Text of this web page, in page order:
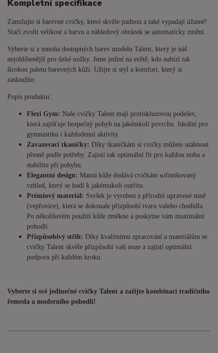
Kompletní specifikace
Zamilujte si barevné cvičky, které skvěle padnou a také vypadají úžasně!
Stačí zvolit velikost a barvu a náhledový obrázek se automaticky změní.
Vyberte si z mnoha dostupných barev modelu Talent, který je náš
nejoblíbenější pro úzké nožky. Jsme jediní na světě, kdo nabízí tak
širokou paletu barevných kůží. Užijte si styl a komfort, který si
zasloužíte.
Popis produktu:
Flexi Gym: Naše cvičky Talent mají protiskluzovou podešev,
která zajišťuje bezpečný pohyb na jakémkoli povrchu. Ideální pro
gymnastiku i každodenní aktivity.
Zavazovací tkaničky: Díky tkaničkám si cvičky můžete utáhnout
přesně podle potřeby. Zajistí tak optimální fit pro každou nohu a
stabilitu při pohybu.
Elegantní design: Matná kůže dodává cvičkám sofistikovaný
vzhled, který se hodí k jakémukoli outfitu.
Prémiový materiál: Svršek je vyroben z přírodní upravené usně
(vepřovice), která se dokonale přizpůsobí tvaru vašeho chodidla.
Po několikerém použití kůže změkne a poskytne vám maximální
pohodlí.
Přizpůsobivý střih: Díky kvalitnímu zpracování a materiálům se
cvičky Talent skvěle přizpůsobí vaší noze a zajistí optimální
podporu při každém kroku.
Vyberte si své jedinečné cvičky Talent a zažijte kombinaci tradičního
řemesla a moderního pohodlí!